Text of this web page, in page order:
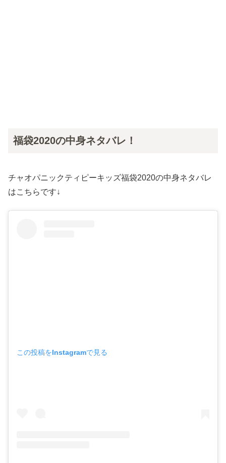
福袋2020の中身ネタバレ！
チャオパニックティピーキッズ福袋2020の中身ネタバレ
はこちらです↓
この投稿をInstagramで見る